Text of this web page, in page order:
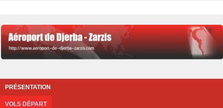
PRÉSENTATION
VOLS DÉPART